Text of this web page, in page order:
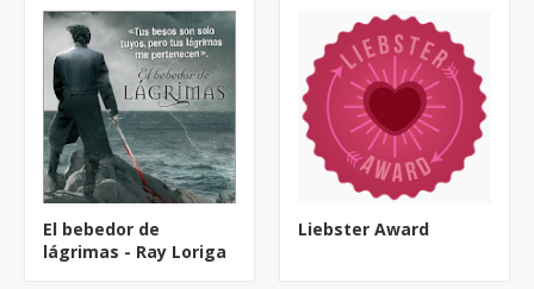
El bebedor de
lágrimas - Ray Loriga
Liebster Award